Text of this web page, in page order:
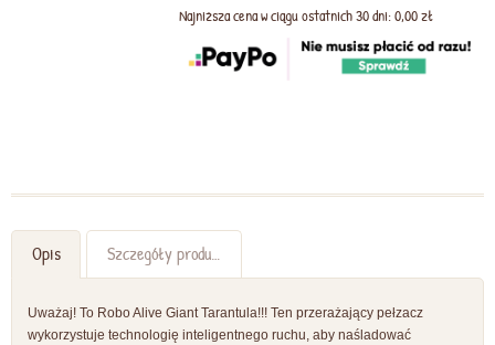
Najniższa cena w ciągu ostatnich 30 dni: 0,00 zł
Opis Szczegóły produktu
Uważaj! To Robo Alive Giant Tarantula!!! Ten przerażający pełzacz
wykorzystuje technologię inteligentnego ruchu, aby naśladować